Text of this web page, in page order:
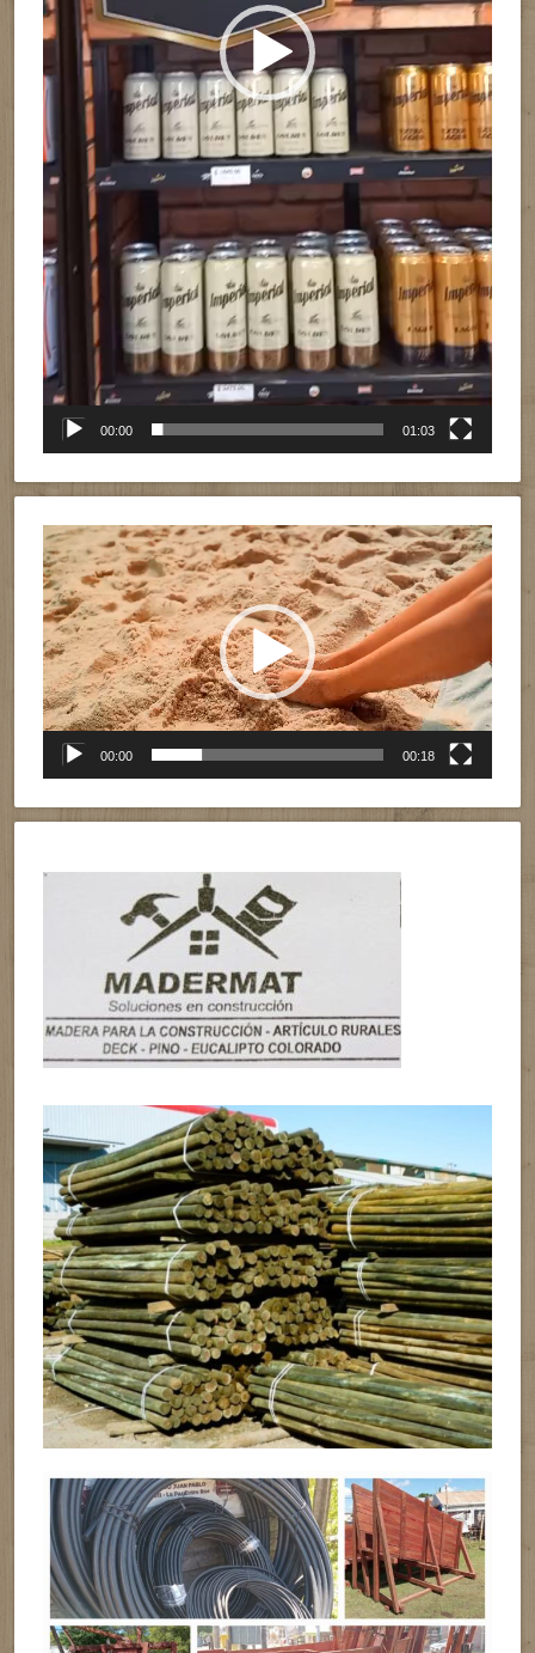
00:00 01:03
Reproductor
de
vídeo
00:00 00:18